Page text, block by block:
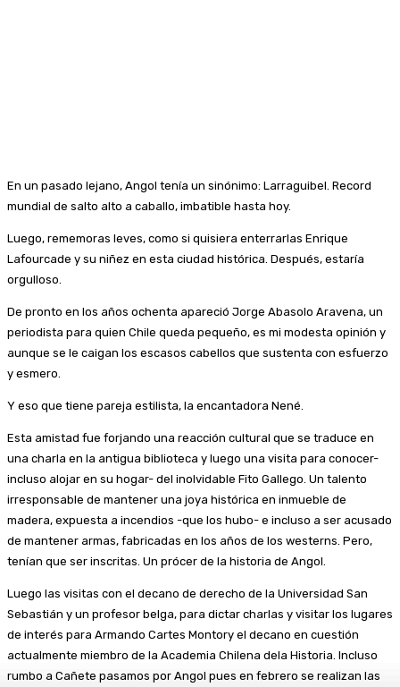
En un pasado lejano, Angol tenía un sinónimo: Larraguibel. Record
mundial de salto alto a caballo, imbatible hasta hoy.
Luego, rememoras leves, como si quisiera enterrarlas Enrique
Lafourcade y su niñez en esta ciudad histórica. Después, estaría
orgulloso.
De pronto en los años ochenta apareció Jorge Abasolo Aravena, un
periodista para quien Chile queda pequeño, es mi modesta opinión y
aunque se le caigan los escasos cabellos que sustenta con esfuerzo
y esmero.
Y eso que tiene pareja estilista, la encantadora Nené.
Esta amistad fue forjando una reacción cultural que se traduce en
una charla en la antigua biblioteca y luego una visita para conocer-
incluso alojar en su hogar- del inolvidable Fito Gallego. Un talento
irresponsable de mantener una joya histórica en inmueble de
madera, expuesta a incendios -que los hubo- e incluso a ser acusado
de mantener armas, fabricadas en los años de los westerns. Pero,
tenían que ser inscritas. Un prócer de la historia de Angol.
Luego las visitas con el decano de derecho de la Universidad San
Sebastián y un profesor belga, para dictar charlas y visitar los lugares
de interés para Armando Cartes Montory el decano en cuestión
actualmente miembro de la Academia Chilena dela Historia. Incluso
rumbo a Cañete pasamos por Angol pues en febrero se realizan las